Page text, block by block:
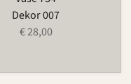
Dekor 007
€ 28,00